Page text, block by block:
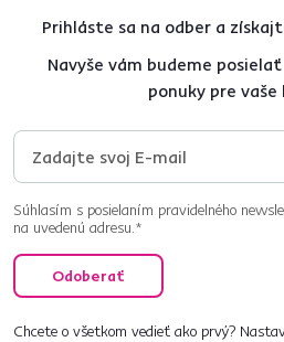
Prihláste sa na odber a
Navyše vám budeme
ponuky pre vaše
Súhlasím s posielaním pravidelného
na uvedenú adresu.*
Odoberať
Chcete o všetkom vedieť ako prvý?